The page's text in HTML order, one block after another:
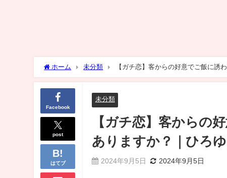
ホーム 未分類 【ガチ恋】客からの好意でご飯に誘
Facebook
post
はてブ
未分類
【ガチ恋】客からの
ありますか？｜ひろ
2024年9月5日 2024年9月5日